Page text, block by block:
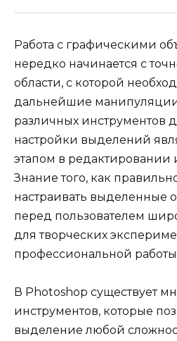
Работа с графическими
нередко начинается с
области, с которой
дальнейшие
различных инструментов
настройки выделений
этапом в редактировании
Знание того, как
настраивать выделенные
перед пользователем
для творческих
профессиональной
В Photoshop существует
инструментов, которые
выделение любой